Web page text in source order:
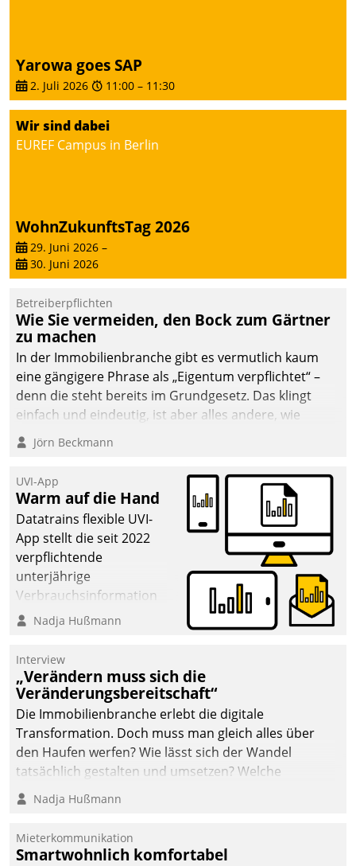
Mietenden zügiger und
effizienter zu bearbeiten.
Yarowa goes SAP
2. Juli 2026 11:00 – 11:30
Wir sind dabei
EUREF Campus in Berlin
WohnZukunftsTag 2026
29. Juni 2026 –
30. Juni 2026
Betreiberpflichten
Wie Sie vermeiden, den Bock zum Gärtner
zu machen
In der Immobilienbranche gibt es vermutlich kaum
eine gängigere Phrase als „Eigentum verpflichtet“ –
denn die steht bereits im Grundgesetz. Das klingt
einfach und eindeutig, ist aber alles andere, wie
Branchenbeschäftigte wissen. Denn mit der
Verantwortung folgen Verpflichtungen.
Jörn Beckmann
UVI-App
Warm auf die Hand
Datatrains flexible UVI-
App stellt die seit 2022
verpflichtende
unterjährige
Verbrauchsinformation
schnell, zuverlässig und
Die monatlichen
Mitteilungen zum
Heizungs- und
Wasserverbrauch gehen
automatisiert, vollständig
und auf Wunsch über
mehrere zuvor
Kommunikationswege bei
Nadja Hußmann
Interview
„Verändern muss sich die
Veränderungsbereitschaft“
Die Immobilienbranche erlebt die digitale
Transformation. Doch muss man gleich alles über
den Haufen werfen? Wie lässt sich der Wandel
tatsächlich gestalten und umsetzen? Welche
Argumente zählen wirklich?
Nadja Hußmann
Mieterkommunikation
Smartwohnlich komfortabel